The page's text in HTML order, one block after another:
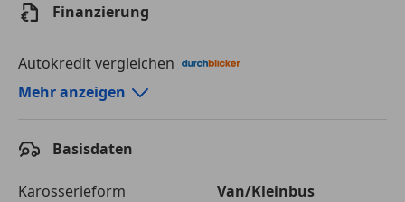
Finanzierung
Autokredit vergleichen
Autokredit-Rechner von durchblicker.at
Mehr anzeigen
Basisdaten
Karosserieform
Van/Kleinbus